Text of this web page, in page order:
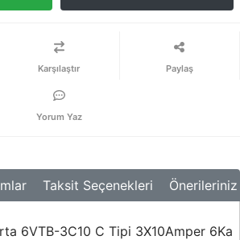
Karşılaştır Paylaş
Yorum Yaz
Taksit Seçenekleri Önerileriniz
6VTB-3C10 C Tipi 3X10Amper 6Ka